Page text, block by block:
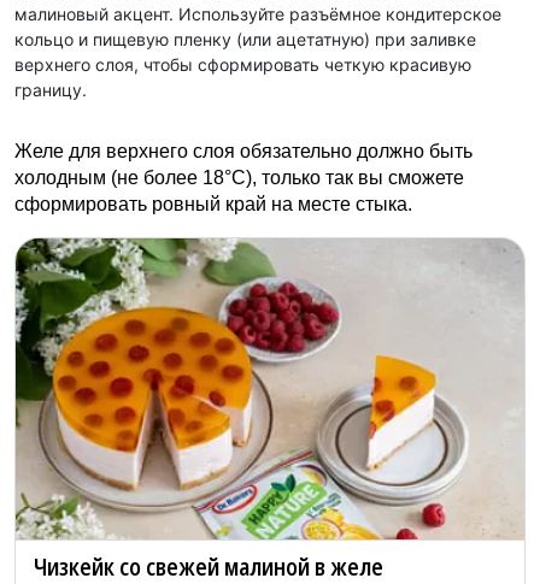
малиновый акцент. Используйте разъёмное кондитерское
кольцо и пищевую пленку (или ацетатную) при заливке
верхнего слоя, чтобы сформировать четкую красивую
границу.
Желе для верхнего слоя обязательно должно быть
холодным (не более 18°C), только так вы сможете
сформировать ровный край на месте стыка.
Чизкейк со свежей малиной в желе